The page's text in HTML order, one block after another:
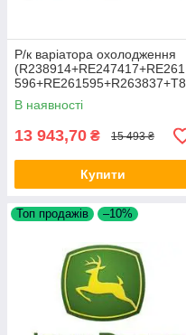
Р/к варіатора охолодження
(R238914+RE247417+RE261
596+RE261595+R263837+T8
0123+RE261597), JD
RE304750
В наявності
13 943,70 ₴ 15 493 ₴
Купити
Топ продажів –10%